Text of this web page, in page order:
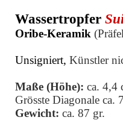
Wassertropfer
Oribe-Keramik
Unsigniert, Künstler
Maße (Höhe): ca. 4,4
Grösste Diagonale ca.
Gewicht: ca. 87 gr.